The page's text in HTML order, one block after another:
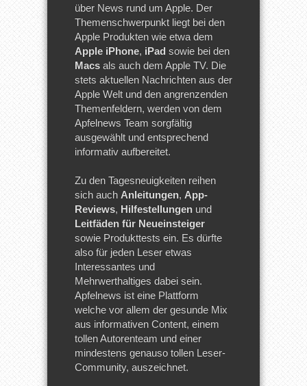
über News rund um Apple. Der
Themenschwerpunkt liegt bei den
Apple Produkten wie etwa dem
Apple iPhone, iPad sowie bei den
Macs als auch dem Apple TV. Die
stets aktuellen Nachrichten aus der
Apple Welt und den angrenzenden
Themenfeldern, werden von dem
Apfelnews Team sorgfältig
ausgewählt und entsprechend
informativ aufbereitet.
Zu den Tagesneuigkeiten reihen
sich auch Anleitungen, App-
Reviews, Hilfestellungen und
Leitfäden für Neueinsteiger
sowie Produkttests ein. Es dürfte
also für jeden Leser etwas
Interessantes und
Mehrwerthaltiges dabei sein.
Apfelnews ist eine Plattform
welche vor allem der gesunde Mix
aus informativen Content, einem
tollen Autorenteam und einer
mindestens genauso tollen Leser-
Community, auszeichnet.